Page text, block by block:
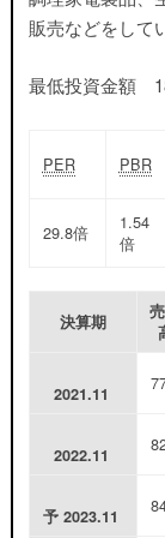
販売などをして
最低投資金額
PER PBR
29.8倍
1.54
倍
決算期
2021.11
2022.11
予2023.11